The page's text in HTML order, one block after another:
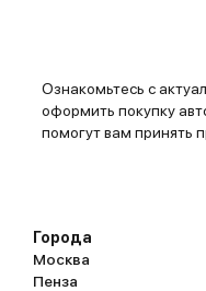
Ознакомьтесь с
оформить покупку
помогут вам принять
Города
Москва
Пенза